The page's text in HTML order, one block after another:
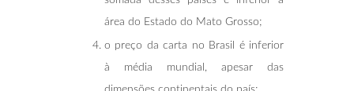
área do Estado do Mato Grosso;
o preço da carta no Brasil é inferior
à média mundial, apesar das